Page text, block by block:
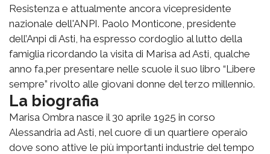
Resistenza e attualmente ancora vicepresidente
nazionale dell'ANPI. Paolo Monticone, presidente
dell’Anpi di Asti, ha espresso cordoglio al lutto della
famiglia ricordando la visita di Marisa ad Asti, qualche
anno fa,per presentare nelle scuole il suo libro “Libere
sempre” rivolto alle giovani donne del terzo millennio.
La biografia
Marisa Ombra nasce il 30 aprile 1925 in corso
Alessandria ad Asti, nel cuore di un quartiere operaio
dove sono attive le più importanti industrie del tempo